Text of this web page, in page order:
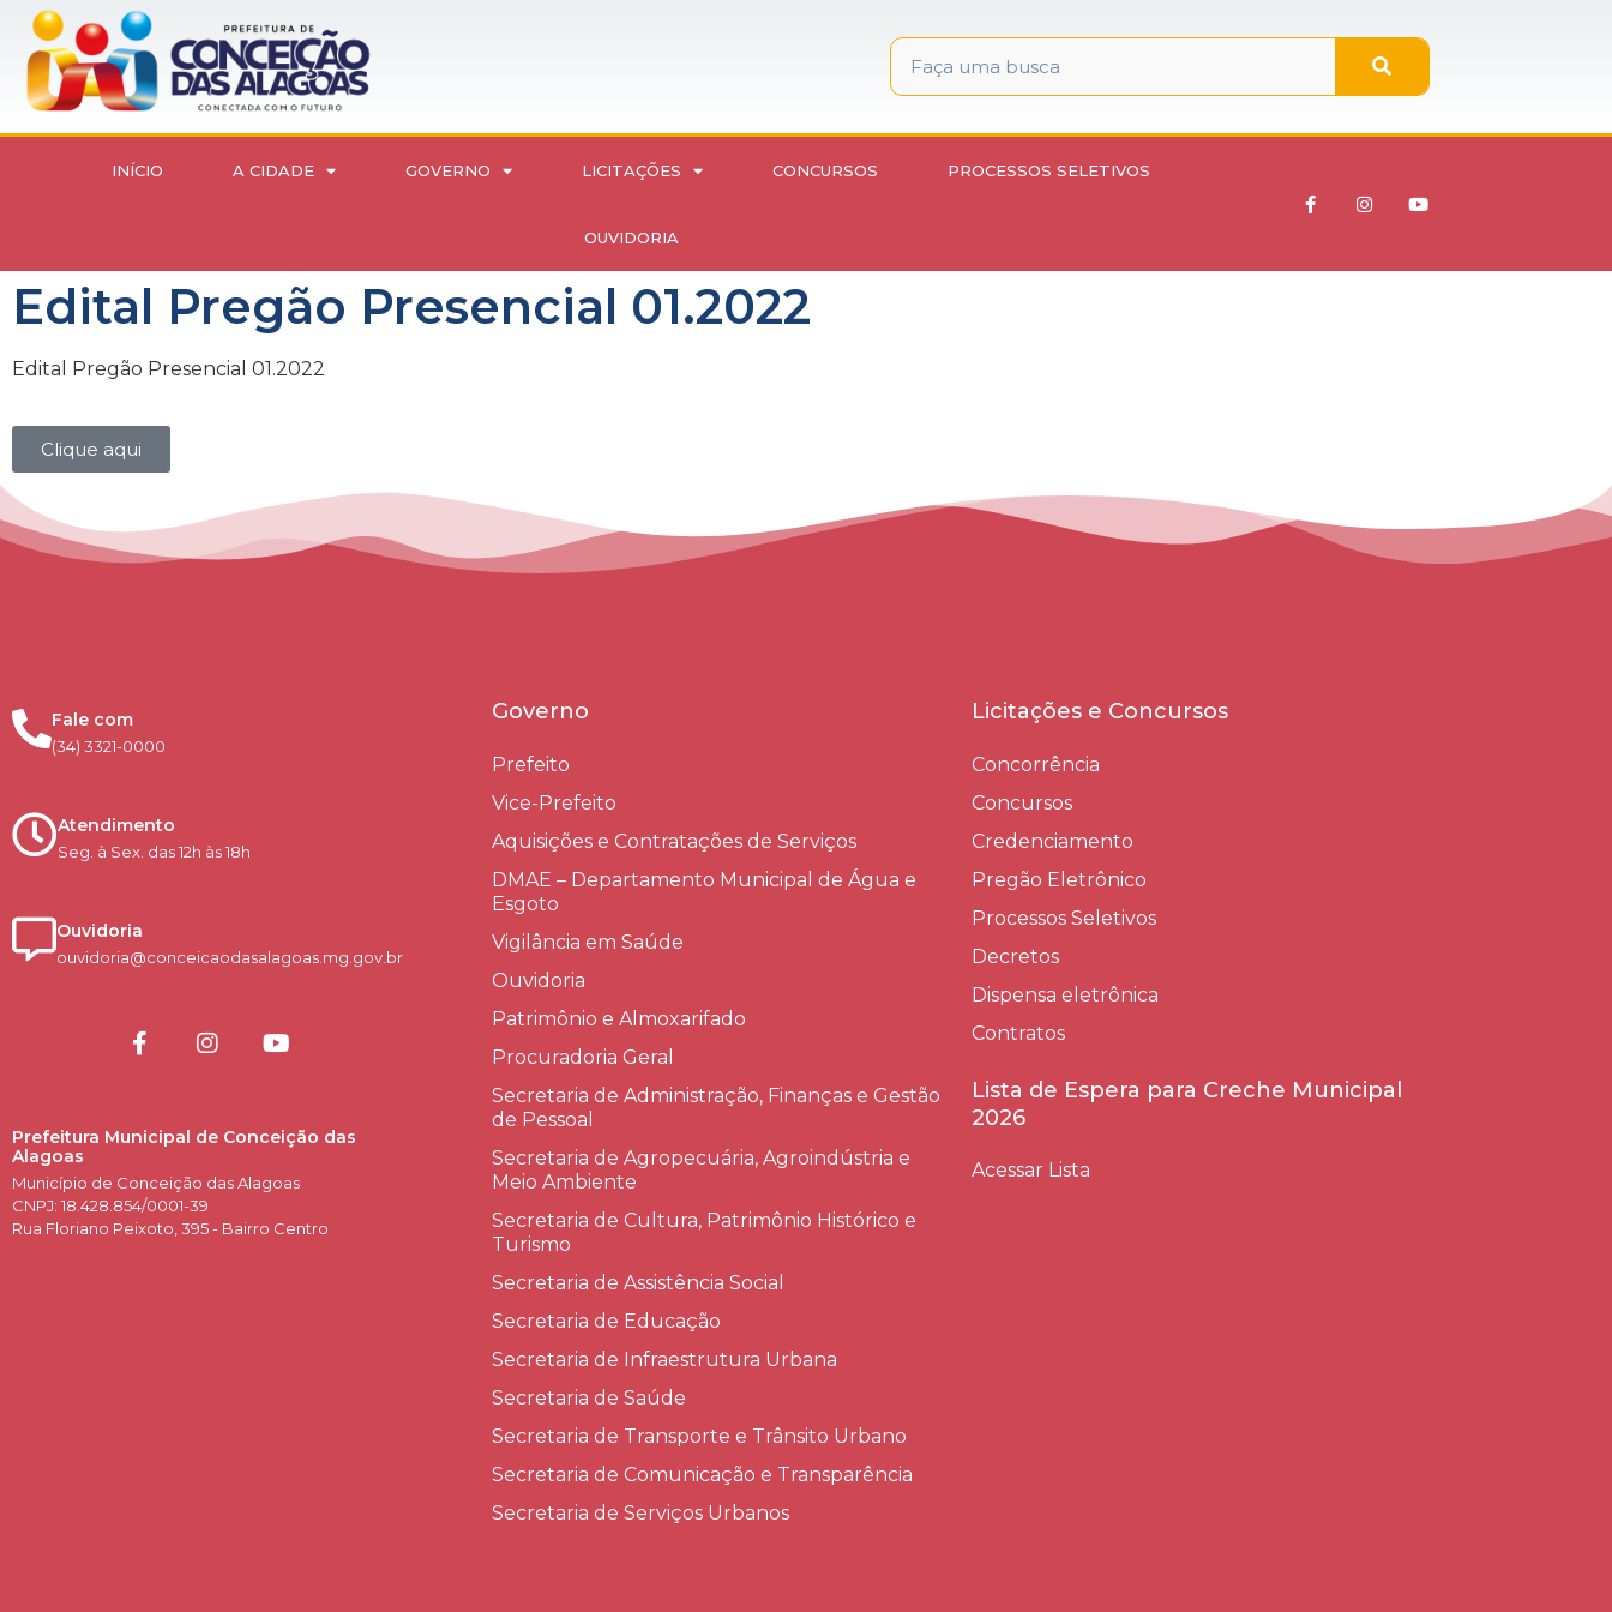
INÍCIO A CIDADE GOVERNO LICITAÇÕES CONCURSOS PROCESSOS SELETIVOS
OUVIDORIA
Edital Pregão Presencial 01.2022
Edital Pregão Presencial 01.2022
Clique aqui
Fale com
(34) 3321-0000
Atendimento
Seg. à Sex. das 12h às 18h
Ouvidoria
ouvidoria@conceicaodasalagoas.mg.gov.br
Prefeitura Municipal de Conceição das
Alagoas
Município de Conceição das Alagoas
CNPJ: 18.428.854/0001-39
Rua Floriano Peixoto, 395 - Bairro Centro
Governo
Prefeito
Vice-Prefeito
Aquisições e Contratações de Serviços​
DMAE – Departamento Municipal de Água e
Esgoto
Vigilância em Saúde
Ouvidoria
Patrimônio e Almoxarifado
Procuradoria Geral
Secretaria de Administração, Finanças e Gestão
de Pessoal
Secretaria de Agropecuária, Agroindústria e
Meio Ambiente
Secretaria de Cultura, Patrimônio Histórico e
Turismo
Secretaria de Assistência Social
Secretaria de Educação
Secretaria de Infraestrutura Urbana
Secretaria de Saúde
Secretaria de Transporte e Trânsito Urbano
Secretaria de Comunicação e Transparência
Secretaria de Serviços Urbanos
Licitações e Concursos
Concorrência
Concursos
Credenciamento
Pregão Eletrônico
Processos Seletivos
Decretos
Dispensa eletrônica
Contratos
Lista de Espera para Creche Municipal
2026
Acessar Lista